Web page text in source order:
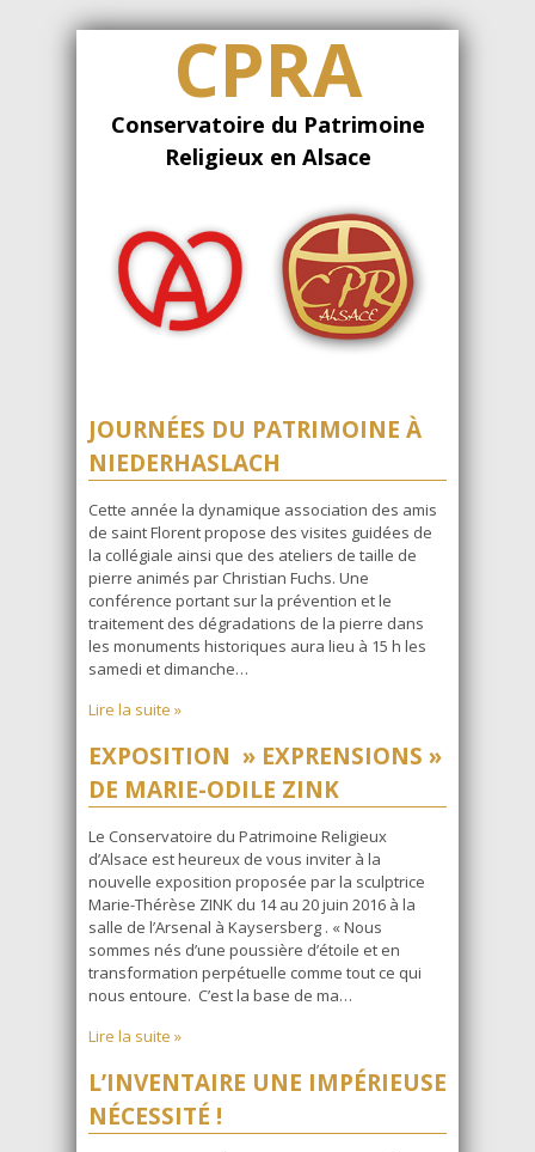
CPRA
Conservatoire du Patrimoine
Religieux en Alsace
JOURNÉES DU PATRIMOINE À
NIEDERHASLACH
Cette année la dynamique association des amis
de saint Florent propose des visites guidées de
la collégiale ainsi que des ateliers de taille de
pierre animés par Christian Fuchs. Une
conférence portant sur la prévention et le
traitement des dégradations de la pierre dans
les monuments historiques aura lieu à 15 h les
samedi et dimanche…
Lire la suite »
EXPOSITION » EXPRENSIONS »
DE MARIE-ODILE ZINK
Le Conservatoire du Patrimoine Religieux
d’Alsace est heureux de vous inviter à la
nouvelle exposition proposée par la sculptrice
Marie-Thérèse ZINK du 14 au 20 juin 2016 à la
salle de l’Arsenal à Kaysersberg . « Nous
sommes nés d’une poussière d’étoile et en
transformation perpétuelle comme tout ce qui
nous entoure. C’est la base de ma…
Lire la suite »
L’INVENTAIRE UNE IMPÉRIEUSE
NÉCESSITÉ !